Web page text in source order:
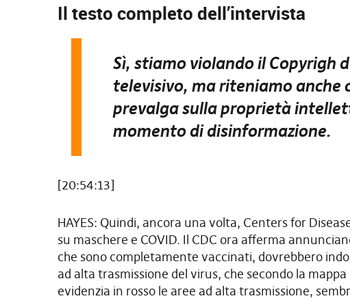
Il testo completo dell’intervista
Sì, stiamo violando il Copyrigh
televisivo, ma riteniamo anche
prevalga sulla proprietà
momento di disinformazione.
[20:54:13]
HAYES: Quindi, ancora una volta, Centers for
su maschere e COVID. Il CDC ora afferma
che sono completamente vaccinati, dovrebbero
ad alta trasmissione del virus, che secondo la
evidenzia in rosso le aree ad alta trasmissione,